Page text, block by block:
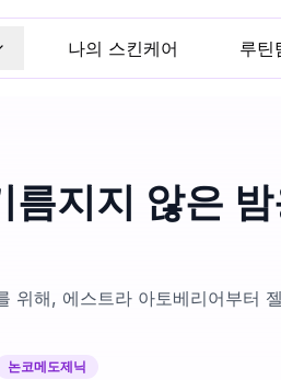
나의 스킨케어 루틴
름지지 않은
위해, 에스트라 아토베리어부터
논코메도제닉